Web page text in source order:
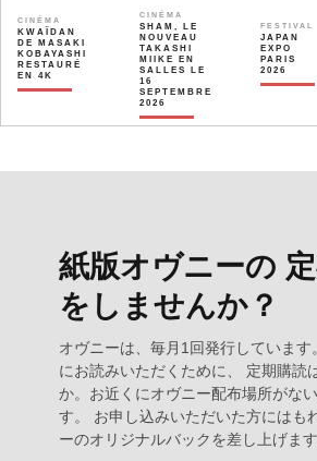
CINÉMA
KWAÏDAN
DE MASAKI
KOBAYASHI
RESTAURÉ
EN 4K
CINÉMA
SHAM, LE
NOUVEAU
TAKASHI
MIIKE EN
SALLES LE
16
SEPTEMBRE
2026
FESTIVAL
JAPAN
EXPO
PARIS
2026
紙版オヴニーの
をしませんか？
オヴニーは、毎月1回発行しています
にお読みいただくために、 定期購読
か。お近くにオヴニー配布場所がな
す。 お申し込みいただいた方にはも
ーのオリジナルバックを差し上げます